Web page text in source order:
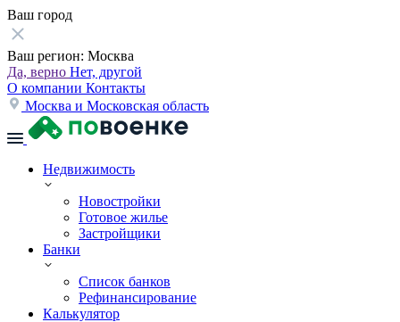
Ваш город
Ваш регион: Москва
Да, верно Нет, другой
О компании Контакты
Москва и Московская область
Недвижимость
Новостройки
Готовое жилье
Застройщики
Банки
Список банков
Рефинансирование
Калькулятор